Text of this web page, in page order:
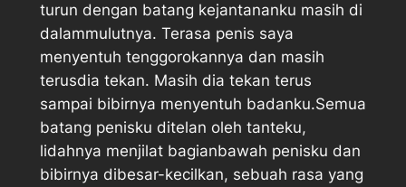
turun dengan batang kejantananku masih di
dalammulutnya. Terasa penis saya
menyentuh tenggorokannya dan masih
terusdia tekan. Masih dia tekan terus
sampai bibirnya menyentuh badanku.Semua
batang penisku ditelan oleh tanteku,
lidahnya menjilat bagianbawah penisku dan
bibirnya dibesar-kecilkan, sebuah rasa yang